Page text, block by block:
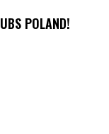
POLAND!